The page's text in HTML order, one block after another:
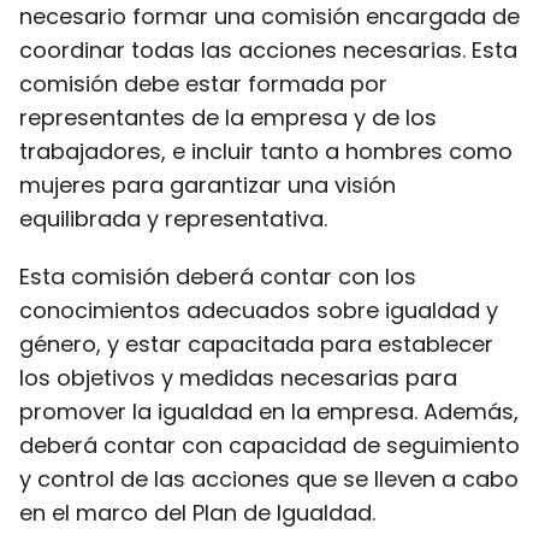
necesario formar una comisión encargada de
coordinar todas las acciones necesarias. Esta
comisión debe estar formada por
representantes de la empresa y de los
trabajadores, e incluir tanto a hombres como
mujeres para garantizar una visión
equilibrada y representativa.
Esta comisión deberá contar con los
conocimientos adecuados sobre igualdad y
género, y estar capacitada para establecer
los objetivos y medidas necesarias para
promover la igualdad en la empresa. Además,
deberá contar con capacidad de seguimiento
y control de las acciones que se lleven a cabo
en el marco del Plan de Igualdad.